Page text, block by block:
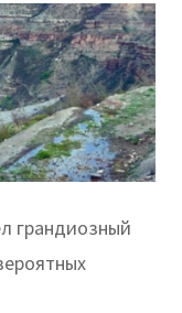
грандиозный